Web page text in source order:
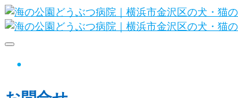
Skip
to
海の公園どうぶつ病院